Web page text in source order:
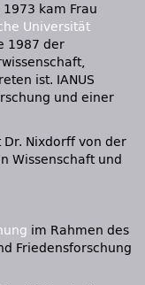
kam Frau
Universität
1987 der
ist. IANUS
und einer
Nixdorff von der
Wissenschaft und
im Rahmen des
Friedensforschung